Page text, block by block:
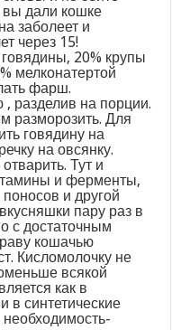
вы дали кошке
заболеет и
через 15!
20% крупы
мелконатертой
фарш.
разделив на порции.
разморозить. Для
говядину на
на овсянку.
Тут и
и ферменты,
и другой
пару раз в
с достаточным
кошачью
Кисломолочку не
всякой
как в
в синтетические